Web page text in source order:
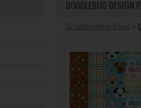
DOODLEBUG DESIGN
Scrapbooking Papir »